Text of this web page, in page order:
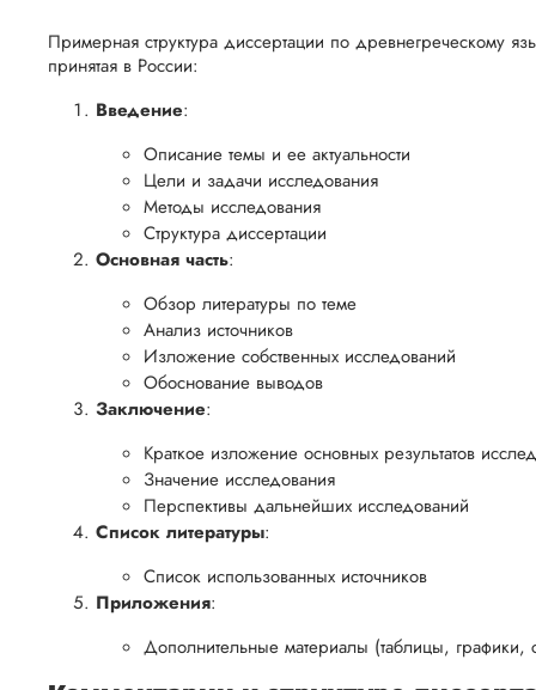
Примерная структура диссертации по древнегреческому
принятая в России:
Введение:
Описание темы и ее актуальности
Цели и задачи исследования
Методы исследования
Структура диссертации
Основная часть:
Обзор литературы по теме
Анализ источников
Изложение собственных исследований
Обоснование выводов
Заключение:
Краткое изложение основных результатов
Значение исследования
Перспективы дальнейших исследований
Список литературы:
Список использованных источников
Приложения:
Дополнительные материалы (таблицы, графики,